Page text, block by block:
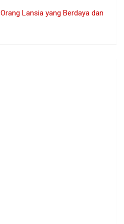
Orang Lansia yang Berdaya dan